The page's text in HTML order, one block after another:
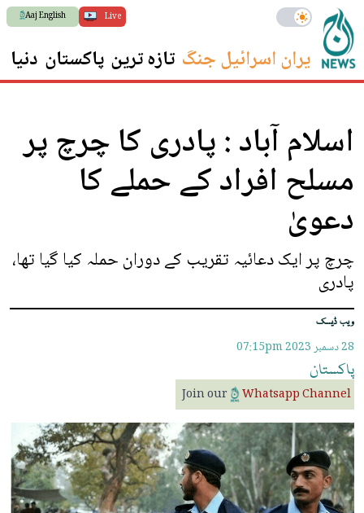
Live
Aaj English
ایران اسرائیل جنگ تازہ ترین پاکستان دنیا
اسلام آباد : پادری کا چرچ پر
مسلح افراد کے حملے کا
دعویٰ
چرچ پر ایک دعائیہ تقریب کے دوران حملہ کیا گیا تھا،
پادری
ویب ڈیسک
28 دسمبر 2023 07:15pm
پاکستان
Join our Whatsapp Channel